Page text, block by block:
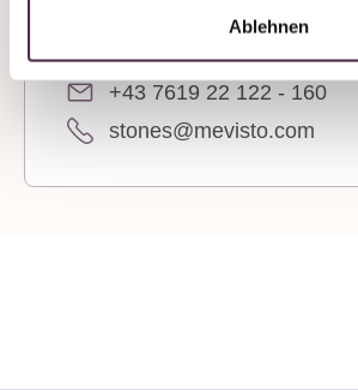
Ablehnen
+43 7619 22 122 - 160
stones@mevisto.com